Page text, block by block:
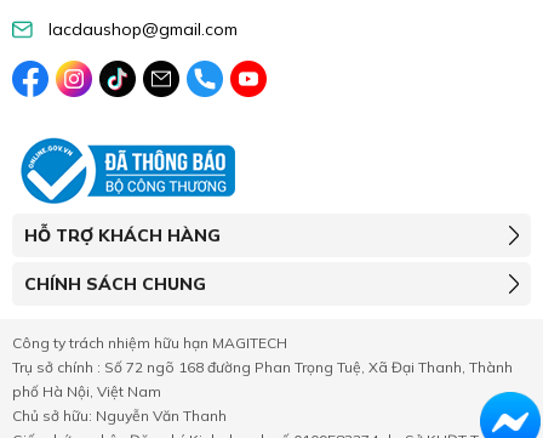
lacdaushop@gmail.com
HỖ TRỢ KHÁCH HÀNG
CHÍNH SÁCH CHUNG
Công ty trách nhiệm hữu hạn MAGITECH
Trụ sở chính : Số 72 ngõ 168 đường Phan Trọng Tuệ, Xã Đại Thanh, Thành
phố Hà Nội, Việt Nam
Chủ sở hữu: Nguyễn Văn Thanh